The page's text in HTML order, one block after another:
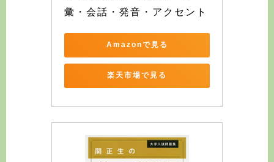
彙・会話・発音・アクセント
Amazonで見る
楽天市場で見る